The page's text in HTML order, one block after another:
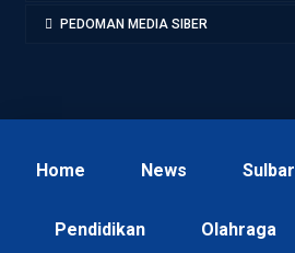
PEDOMAN MEDIA SIBER
Home News Sulbar
Pendidikan Olahraga